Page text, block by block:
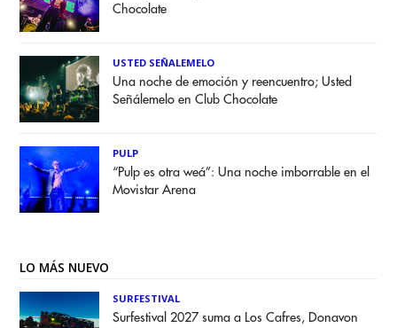
Chocolate
USTED SEÑALEMELO
Una noche de emoción y reencuentro; Usted
Señálemelo en Club Chocolate
PULP
“Pulp es otra weá”: Una noche imborrable en el
Movistar Arena
LO MÁS NUEVO
SURFESTIVAL
Surfestival 2027 suma a Los Cafres, Donavon